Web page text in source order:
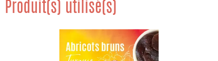
Produit(s) utilisé(s)